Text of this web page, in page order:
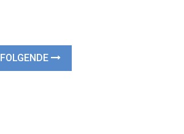
FOLGENDE